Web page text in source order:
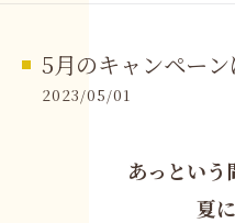
5月のキャンペーン
2023/05/01
あっという
夏